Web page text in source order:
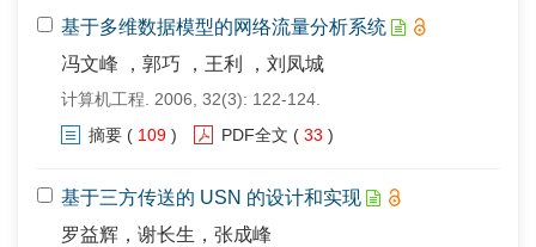
基于多维数据模型的网络流量分析系统
冯文峰 ，郭巧 ，王利 ，刘凤城
计算机工程. 2006, 32(3): 122-124.
摘要 ( 109 ) PDF全文 ( 33 )
基于三方传送的 USN 的设计和实现
罗益辉，谢长生，张成峰